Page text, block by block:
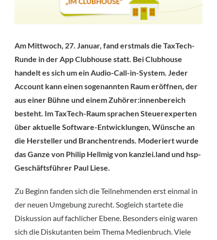
Am Mittwoch, 27. Januar, fand erstmals die TaxTech-
Runde in der App Clubhouse statt. Bei Clubhouse
handelt es sich um ein Audio-Call-in-System. Jeder
Account kann einen sogenannten Raum eröffnen, der
aus einer Bühne und einem Zuhörer:innenbereich
besteht. Im TaxTech-Raum sprachen Steuerexperten
über aktuelle Software-Entwicklungen, Wünsche an
die Hersteller und Branchentrends. Moderiert wurde
das Ganze von Philip Hellmig von kanzlei.land und hsp-
Geschäftsführer Paul Liese.
Zu Beginn fanden sich die Teilnehmenden erst einmal in
der neuen Umgebung zurecht. Sogleich startete die
Diskussion auf fachlicher Ebene. Besonders einig waren
sich die Diskutanten beim Thema Medienbruch. Viele